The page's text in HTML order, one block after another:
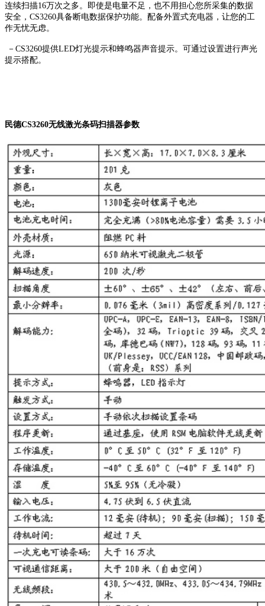
连续扫描16万次之多。即使是电量不足，也不用担心您所采集的数据
安全，CS3260具备断电数据保护功能。配备外置式充电器，让您的工
作无忧无虑。
－CS3260提供LED灯光提示和蜂鸣器声音提示。可通过设置进行声光
提示搭配。
民德CS3260无线激光条码扫描器参数